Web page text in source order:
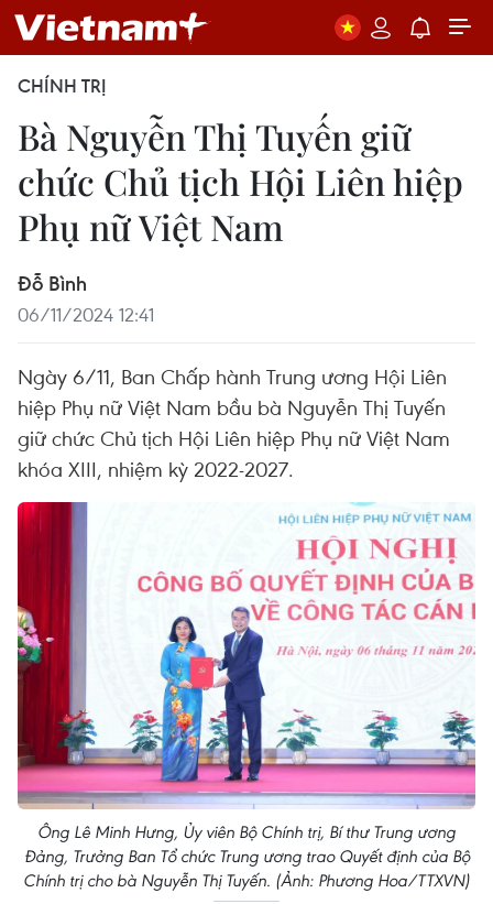
CHÍNH TRỊ
Bà Nguyễn Thị Tuyến giữ
chức Chủ tịch Hội Liên hiệp
Phụ nữ Việt Nam
Đỗ Bình
06/11/2024 12:41
Ngày 6/11, Ban Chấp hành Trung ương Hội Liên
hiệp Phụ nữ Việt Nam bầu bà Nguyễn Thị Tuyến
giữ chức Chủ tịch Hội Liên hiệp Phụ nữ Việt Nam
khóa XIII, nhiệm kỳ 2022-2027.
Ông Lê Minh Hưng, Ủy viên Bộ Chính trị, Bí thư Trung ương
Đảng, Trưởng Ban Tổ chức Trung ương trao Quyết định của Bộ
Chính trị cho bà Nguyễn Thị Tuyến. (Ảnh: Phương Hoa/TTXVN)